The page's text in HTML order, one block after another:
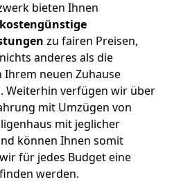
bieten Ihnen
kostengünstige
zu fairen Preisen,
anderes als die
neuen Zuhause
Weiterhin verfügen wir über
mit Umzügen von
mit jeglicher
können Ihnen somit
für jedes Budget eine
werden.